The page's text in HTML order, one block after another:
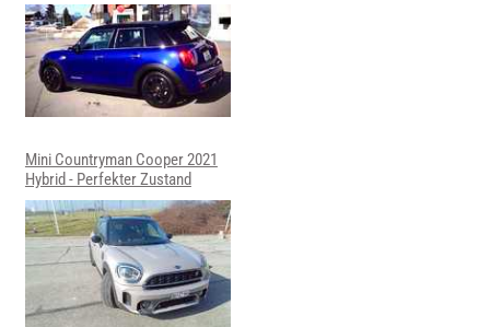
Mini Countryman Cooper 2021
Hybrid - Perfekter Zustand